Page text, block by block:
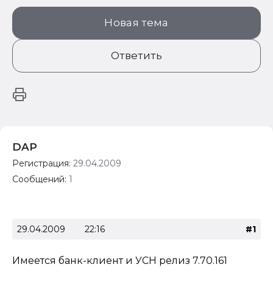
Новая тема
Ответить
DAP
Регистрация: 29.04.2009
Сообщений: 1
29.04.2009 22:16 #1
Имеется банк-клиент и УСН релиз 7.70.161